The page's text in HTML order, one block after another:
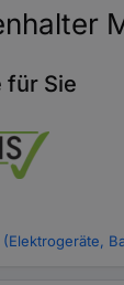
für Sie